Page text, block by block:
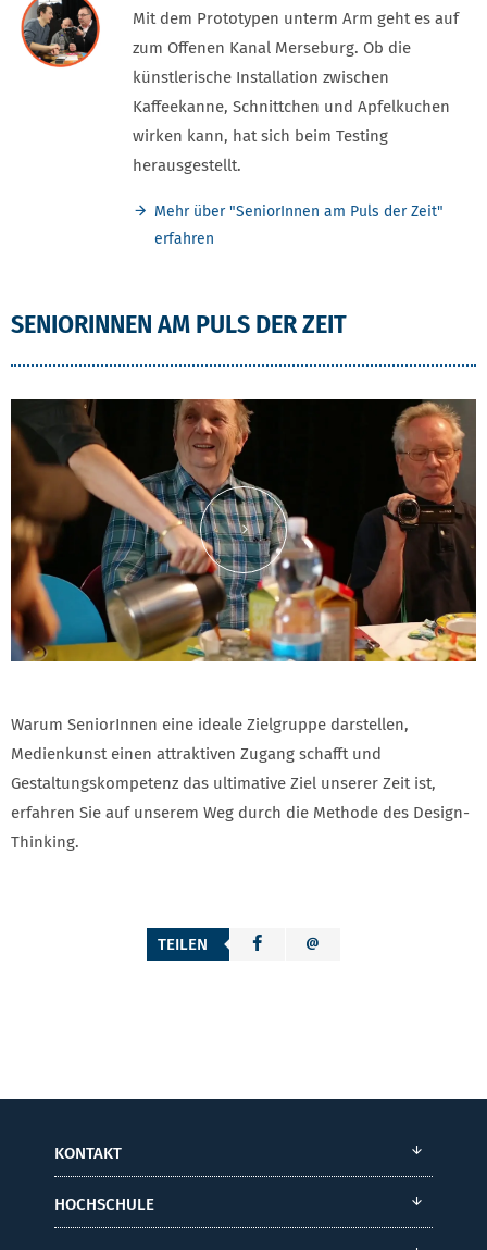
Mit dem Prototypen unterm Arm geht es auf
zum Offenen Kanal Merseburg. Ob die
künstlerische Installation zwischen
Kaffeekanne, Schnittchen und Apfelkuchen
wirken kann, hat sich beim Testing
herausgestellt.
Mehr über "SeniorInnen am Puls der Zeit"
erfahren
SENIORINNEN AM PULS DER ZEIT
Inhalt von YouTube laden
Warum SeniorInnen eine ideale Zielgruppe darstellen,
Medienkunst einen attraktiven Zugang schafft und
Gestaltungskompetenz das ultimative Ziel unserer Zeit ist,
erfahren Sie auf unserem Weg durch die Methode des Design-
Thinking.
TEILEN
KONTAKT
HOCHSCHULE